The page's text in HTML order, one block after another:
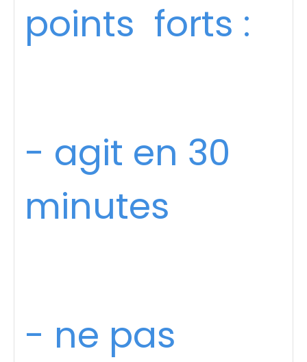
points forts :
- agit en 30
minutes
- ne pas